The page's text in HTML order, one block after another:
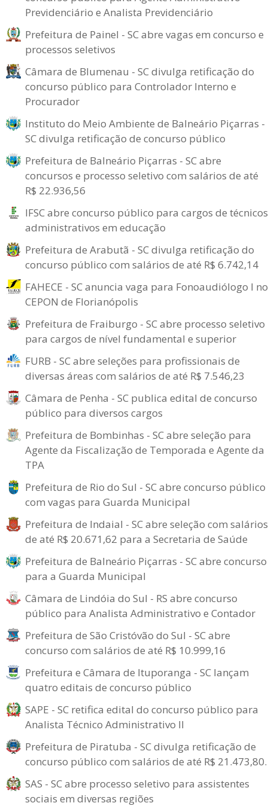
Previdenciário e Analista Previdenciário
Prefeitura de Painel - SC abre vagas em concurso e
processos seletivos
Câmara de Blumenau - SC divulga retificação do
concurso público para Controlador Interno e
Procurador
Instituto do Meio Ambiente de Balneário Piçarras -
SC divulga retificação de concurso público
Prefeitura de Balneário Piçarras - SC abre
concursos e processo seletivo com salários de até
R$ 22.936,56
IFSC abre concurso público para cargos de técnicos
administrativos em educação
Prefeitura de Arabutã - SC divulga retificação do
concurso público com salários de até R$ 6.742,14
FAHECE - SC anuncia vaga para Fonoaudiólogo I no
CEPON de Florianópolis
Prefeitura de Fraiburgo - SC abre processo seletivo
para cargos de nível fundamental e superior
FURB - SC abre seleções para profissionais de
diversas áreas com salários de até R$ 7.546,23
Câmara de Penha - SC publica edital de concurso
público para diversos cargos
Prefeitura de Bombinhas - SC abre seleção para
Agente da Fiscalização de Temporada e Agente da
TPA
Prefeitura de Rio do Sul - SC abre concurso público
com vagas para Guarda Municipal
Prefeitura de Indaial - SC abre seleção com salários
de até R$ 20.671,62 para a Secretaria de Saúde
Prefeitura de Balneário Piçarras - SC abre concurso
para a Guarda Municipal
Câmara de Lindóia do Sul - RS abre concurso
público para Analista Administrativo e Contador
Prefeitura de São Cristóvão do Sul - SC abre
concurso com salários de até R$ 10.999,16
Prefeitura e Câmara de Ituporanga - SC lançam
quatro editais de concurso público
SAPE - SC retifica edital do concurso público para
Analista Técnico Administrativo II
Prefeitura de Piratuba - SC divulga retificação de
concurso público com salários de até R$ 21.473,80.
SAS - SC abre processo seletivo para assistentes
sociais em diversas regiões